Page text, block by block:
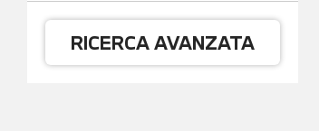
RICERCA AVANZATA